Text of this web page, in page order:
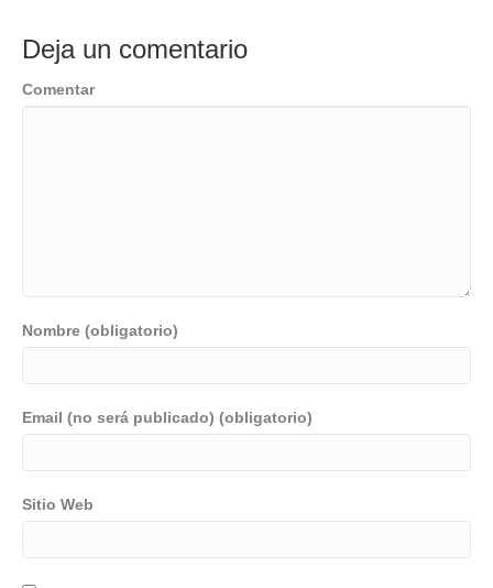
Deja un comentario
Comentar
Nombre (obligatorio)
Email (no será publicado) (obligatorio)
Sitio Web